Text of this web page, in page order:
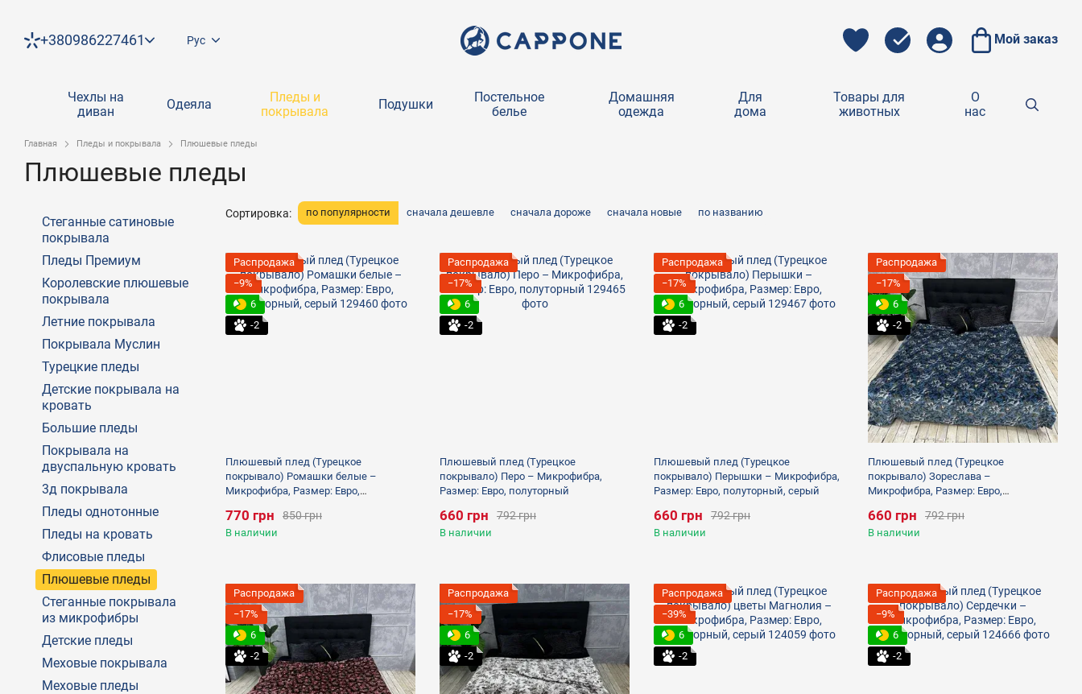
+380986227461 Рус Мой заказ
Чехлы на
диван
Одеяла
Пледы и
покрывала
Подушки
Постельное
белье
Домашняя
одежда
Для
дома
Товары для
животных
О
нас
Главная Пледы и покрывала Плюшевые пледы
Плюшевые пледы
Сортировка: по популярности сначала дешевле сначала дороже сначала новые по названию
Распродажа
−9%
6
-2
Плюшевый плед (Турецкое
покрывало) Ромашки белые –
Микрофибра, Размер: Евро,
850 грн
770 грн
В наличии
Распродажа
−17%
6
-2
Плюшевый плед (Турецкое
покрывало) Перо – Микрофибра,
Размер: Евро, полуторный
792 грн
660 грн
В наличии
Распродажа
−17%
6
-2
Плюшевый плед (Турецкое
покрывало) Перышки – Микрофибра,
Размер: Евро, полуторный, серый
792 грн
660 грн
В наличии
Распродажа
−17%
6
-2
Плюшевый плед (Турецкое
покрывало) Зореслава –
Микрофибра, Размер: Евро,
792 грн
660 грн
В наличии
Распродажа
−17%
6
-2
Распродажа
−17%
6
-2
Распродажа
−39%
6
-2
Распродажа
−9%
6
-2
Стеганные сатиновые
покрывала
Пледы Премиум
Королевские плюшевые
покрывала
Летние покрывала
Покрывала Муслин
Турецкие пледы
Детские покрывала на
кровать
Большие пледы
Покрывала на
двуспальную кровать
3д покрывала
Пледы однотонные
Пледы на кровать
Флисовые пледы
Плюшевые пледы
Стеганные покрывала
из микрофибры
Детские пледы
Меховые покрывала
Меховые пледы